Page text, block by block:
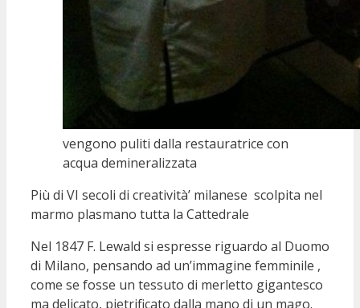
vengono puliti dalla restauratrice con
acqua demineralizzata
Più di VI secoli di creatività’ milanese scolpita nel
marmo plasmano tutta la Cattedrale
Nel 1847 F. Lewald si espresse riguardo al Duomo
di Milano, pensando ad un’immagine femminile ,
come se fosse un tessuto di merletto gigantesco
ma delicato, pietrificato dalla mano di un mago.